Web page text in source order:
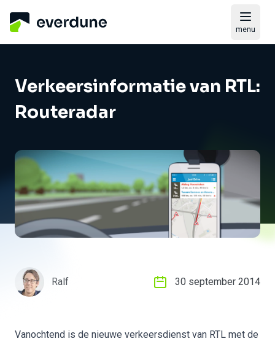
menu
Verkeersinformatie van RTL:
Routeradar
Ralf 30 september 2014
Vanochtend is de nieuwe verkeersdienst van RTL met de